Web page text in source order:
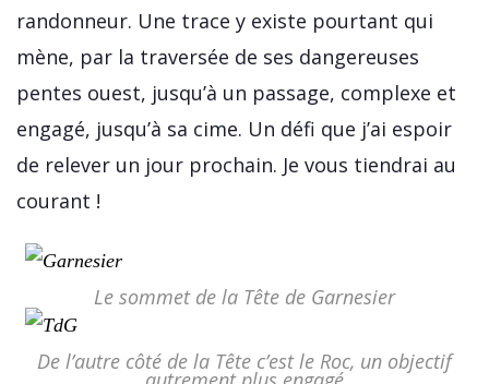
randonneur. Une trace y existe pourtant qui
mène, par la traversée de ses dangereuses
pentes ouest, jusqu’à un passage, complexe et
engagé, jusqu’à sa cime. Un défi que j’ai espoir
de relever un jour prochain. Je vous tiendrai au
courant !
Le sommet de la Tête de Garnesier
De l’autre côté de la Tête c’est le Roc, un objectif